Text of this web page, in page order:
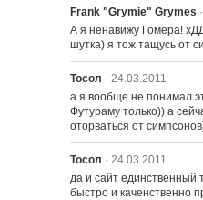
1919 –
1920 –
1901 –
Frank "Grymie" Grymes
А я ненавижу Гомера!
шутка) я тож тащусь от
Тосол · 24.03.2011
а я вообще не понимал
Футураму только)) а
оторваться от
Тосол · 24.03.2011
да и сайт единственный
быстро и каченственно